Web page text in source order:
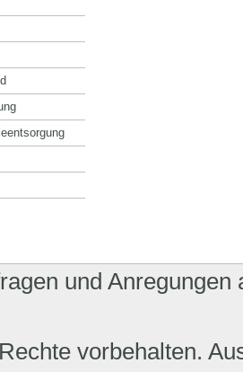
und Anregungen
vorbehalten.